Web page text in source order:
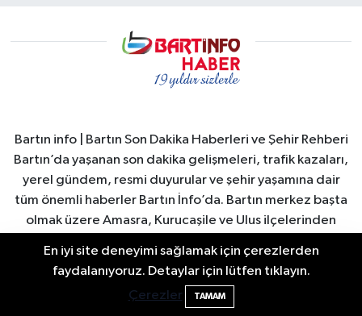
Bartın info | Bartın Son Dakika Haberleri ve Şehir Rehberi
Bartın’da yaşanan son dakika gelişmeleri, trafik kazaları,
yerel gündem, resmi duyurular ve şehir yaşamına dair
tüm önemli haberler Bartın İnfo’da. Bartın merkez başta
olmak üzere Amasra, Kurucaşile ve Ulus ilçelerinden
ulaştırılır. Bartın Valiliği ve Bartın Belediyesi duyuruları,
şehirdeki sosyal yaşam, turizm gelişmeleri, ekonomi ve
spor haberleri anlık olarak yayınlanır. Ayrıca Bartın
En iyi site deneyimi sağlamak için çerezlerden
faydalanıyoruz. Detaylar için lütfen tıklayın.
Çerezler
TAMAM
Bartın'da Şafak Operasyonu: 5 Gözaltı, 4
Şüpheli Aranıyor